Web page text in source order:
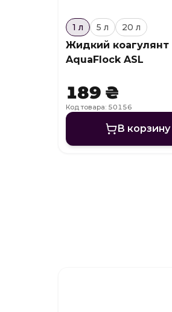
1 л 5 л 20 л
Жидкий коагулянт
AquaFlock ASL
189 ₴
Код товара: 50156
В корзину